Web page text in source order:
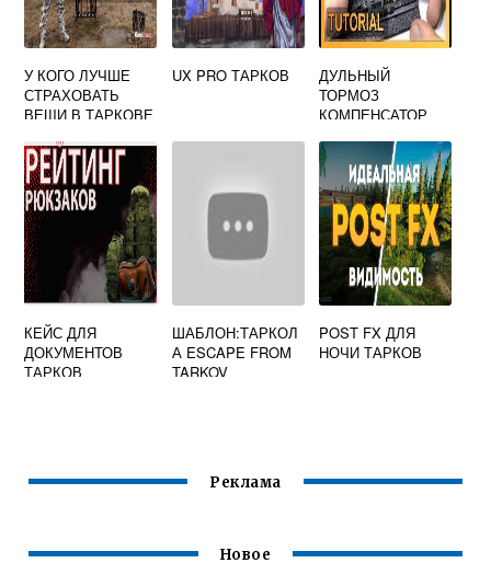
У КОГО ЛУЧШЕ
СТРАХОВАТЬ
ВЕЩИ В ТАРКОВЕ
UX PRO ТАРКОВ
ДУЛЬНЫЙ
ТОРМОЗ
КОМПЕНСАТОР
ESCAPE FROM
TARKOV
КЕЙС ДЛЯ
ДОКУМЕНТОВ
ТАРКОВ
ШАБЛОН:ТАРКОЛ
А ESCAPE FROM
TARKOV
POST FX ДЛЯ
НОЧИ ТАРКОВ
Реклама
Новое